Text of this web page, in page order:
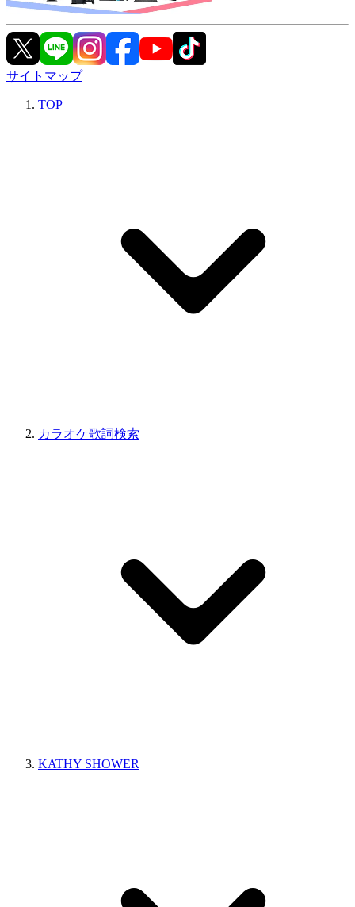
サイトマップ
TOP
カラオケ歌詞検索
KATHY SHOWER